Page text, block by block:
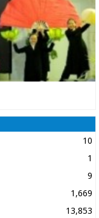
10
1
9
1,669
13,853